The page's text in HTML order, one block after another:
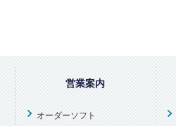
営業案内
オーダーソフト